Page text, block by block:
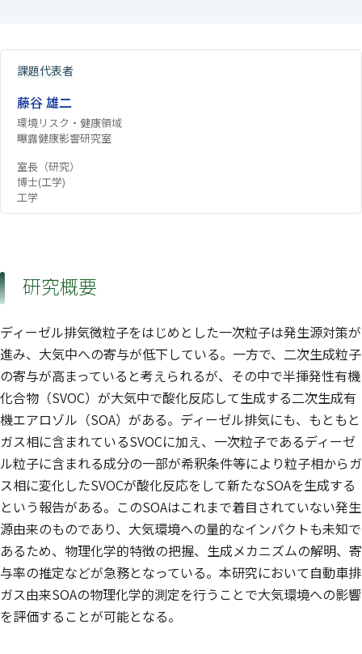
課題代表者
藤谷 雄二
環境リスク・健康領域
曝露健康影響研究室
室長（研究）
博士(工学)
工学
研究概要
ディーゼル排気微粒子をはじめとした一次粒子は発生源対策が
進み、大気中への寄与が低下している。一方で、二次生成粒子
の寄与が高まっていると考えられるが、その中で半揮発性有機
化合物（SVOC）が大気中で酸化反応して生成する二次生成有
機エアロゾル（SOA）がある。ディーゼル排気にも、もともと
ガス相に含まれているSVOCに加え、一次粒子であるディーゼ
ル粒子に含まれる成分の一部が希釈条件等により粒子相からガ
ス相に変化したSVOCが酸化反応をして新たなSOAを生成する
という報告がある。このSOAはこれまで着目されていない発生
源由来のものであり、大気環境への量的なインパクトも未知で
あるため、物理化学的特徴の把握、生成メカニズムの解明、寄
与率の推定などが急務となっている。本研究において自動車排
ガス由来SOAの物理化学的測定を行うことで大気環境への影響
を評価することが可能となる。